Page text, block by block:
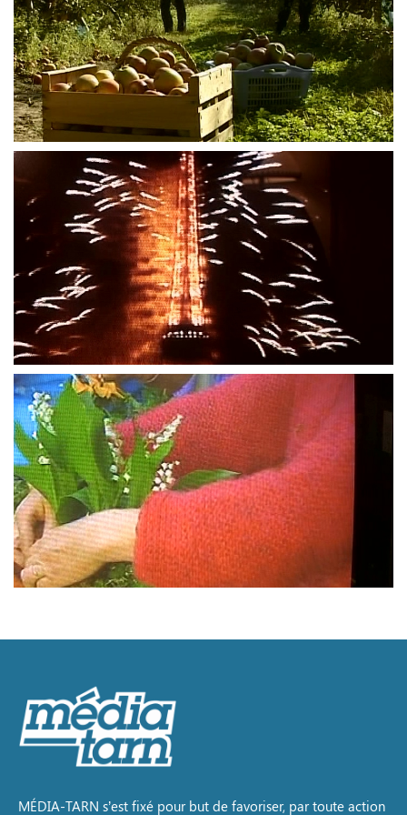
MÉDIA-TARN s’est fixé pour but de favoriser, par toute action